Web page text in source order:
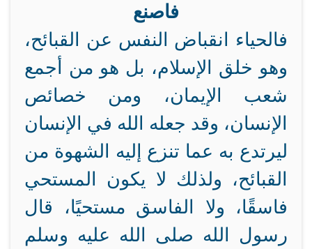
فاصنع
فالحياء انقباض النفس عن القبائح،
وهو خلق الإسلام، بل هو من أجمع
شعب الإيمان، ومن خصائص
الإنسان، وقد جعله الله في الإنسان
ليرتدع به عما تنزع إليه الشهوة من
القبائح، ولذلك لا يكون المستحي
فاسقًا، ولا الفاسق مستحيًا، قال
رسول الله صلى الله عليه وسلم